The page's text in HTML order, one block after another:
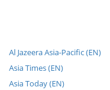
Al Jazeera Asia-Pacific (EN)
Asia Times (EN)
Asia Today (EN)